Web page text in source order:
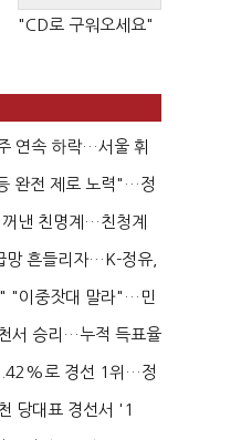
"CD로 구워오세요"
연속 하락…서울 휘
완전 제로 노력"…정
사...
낸 친명계…친청계
기...
망 흔들리자…K-정유,
"이중잣대 말라"…민
다...
서 승리…누적 득표율
로 경선 1위…정
당대표 경선서 '1